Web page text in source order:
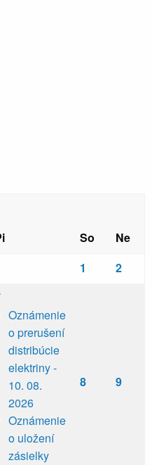
So
Ne
1
2
Oznámenie
o prerušení
distribúcie
elektriny -
10. 08.
2026
Oznámenie
o uložení
zásielky
8 9